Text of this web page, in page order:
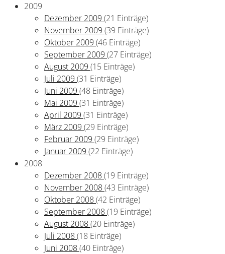
2009
Dezember 2009 (21 Einträge)
November 2009 (39 Einträge)
Oktober 2009 (46 Einträge)
September 2009 (27 Einträge)
August 2009 (15 Einträge)
Juli 2009 (31 Einträge)
Juni 2009 (48 Einträge)
Mai 2009 (31 Einträge)
April 2009 (31 Einträge)
März 2009 (29 Einträge)
Februar 2009 (29 Einträge)
Januar 2009 (22 Einträge)
2008
Dezember 2008(19 Einträge)
November 2008(43 Einträge)
Oktober 2008(42 Einträge)
September 2008(19 Einträge)
August 2008(20 Einträge)
Juli 2008(18 Einträge)
Juni 2008(40 Einträge)